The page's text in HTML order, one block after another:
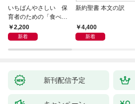
いちばんやさしい 保
育者のための「食べな
い子」サポートＢＯＯ
Ｋ 偏食・少食のお悩
2,200
新着
新約聖書 本文の訳
4,400
新着
新刊配信予定